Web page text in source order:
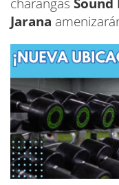
charangas Sound
Jarana